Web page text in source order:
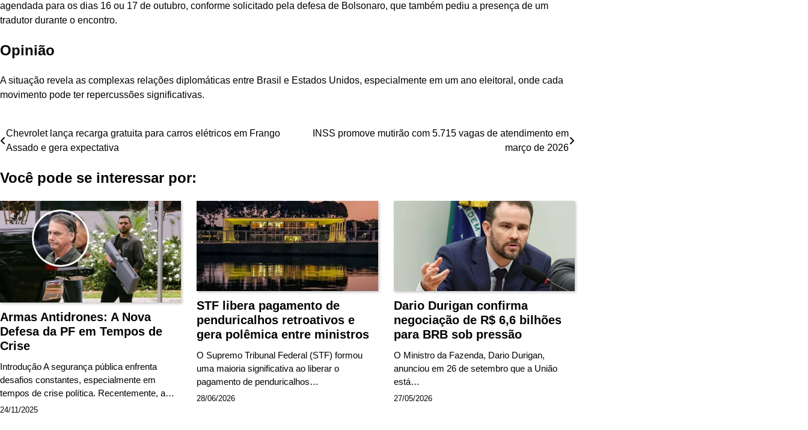
agendada para os dias 16 ou 17 de outubro, conforme solicitado pela defesa de Bolsonaro, que também pediu a presença de um
tradutor durante o encontro.
Opinião
A situação revela as complexas relações diplomáticas entre Brasil e Estados Unidos, especialmente em um ano eleitoral, onde cada
movimento pode ter repercussões significativas.
Navegação
Post
Chevrolet lança recarga gratuita para carros elétricos em Frango
Assado e gera expectativa
INSS promove mutirão com 5.715 vagas de atendimento em
março de 2026
Você pode se interessar por:
Armas Antidrones: A Nova
Defesa da PF em Tempos de
Crise
Introdução A segurança pública enfrenta
desafios constantes, especialmente em
tempos de crise política. Recentemente, a…
24/11/2025
STF libera pagamento de
penduricalhos retroativos e
gera polêmica entre ministros
O Supremo Tribunal Federal (STF) formou
uma maioria significativa ao liberar o
pagamento de penduricalhos…
28/06/2026
Dario Durigan confirma
negociação de R$ 6,6 bilhões
para BRB sob pressão
O Ministro da Fazenda, Dario Durigan,
anunciou em 26 de setembro que a União
está…
27/05/2026